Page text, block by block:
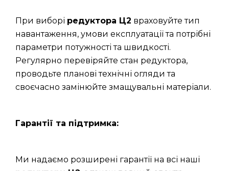
При виборі редуктора Ц2 враховуйте тип
навантаження, умови експлуатації та потрібні
параметри потужності та швидкості.
Регулярно перевіряйте стан редуктора,
проводьте планові технічні огляди та
своєчасно замінюйте змащувальні матеріали.
Гарантії та підтримка:
Ми надаємо розширені гарантії на всі наші